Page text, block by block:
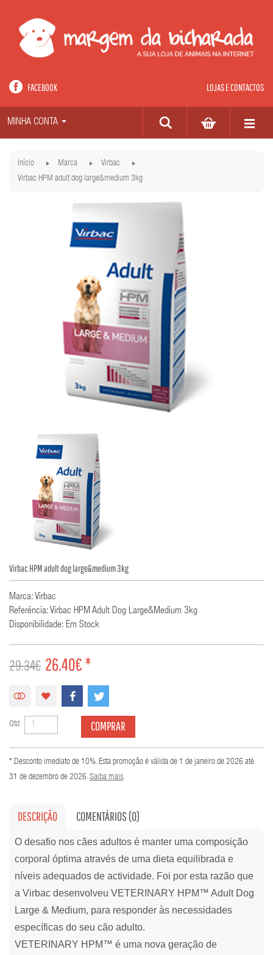
LOJAS E CONTACTOS
FACEBOOK
MINHA CONTA
Início Marca
Virbac
Virbac HPM adult dog large&medium 3kg
Virbac HPM adult dog large&medium 3kg
Marca: Virbac
Referência: Virbac HPM Adult Dog Large&medium 3kg
Disponibilidade: Em Stock
29.34€ 26.40€ *
Qtd COMPRAR
* Desconto imediato de 10%. Esta promoção é válida de 1 de janeiro de 2026 até
31 de dezembro de 2026.Saiba mais.
DESCRIÇÃO COMENTÁRIOS (0)
O desafio nos cães adultos é manter uma composição
corporal óptima através de uma dieta equilibrada e
níveis adequados de actividade. Foi por esta razão que
a Virbac desenvolveu VETERINARY HPM™ Adult Dog
Large & Medium, para responder às necessidades
específicas do seu cão adulto.
VETERINARY HPM™ é uma nova geração de